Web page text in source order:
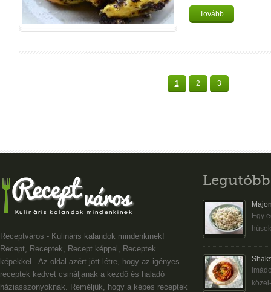
Tovább
1 2 3
Receptváros - Kulináris kalandok mindenkinek!
Recept, Receptek, Recept képpel, Receptek
képekkel - Az oldal azért jött létre, hogy az igényes
receptek kedvet csináljanak a kezdő és haladó
háziasszonyoknak. Reméljük, hogy a képes receptek
Egy